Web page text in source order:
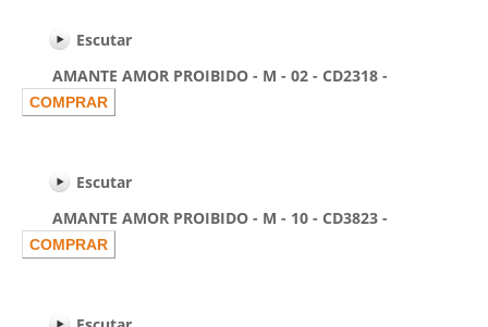
Escutar
AMANTE AMOR PROIBIDO - M - 02 - CD2318 -
Escutar
AMANTE AMOR PROIBIDO - M - 10 - CD3823 -